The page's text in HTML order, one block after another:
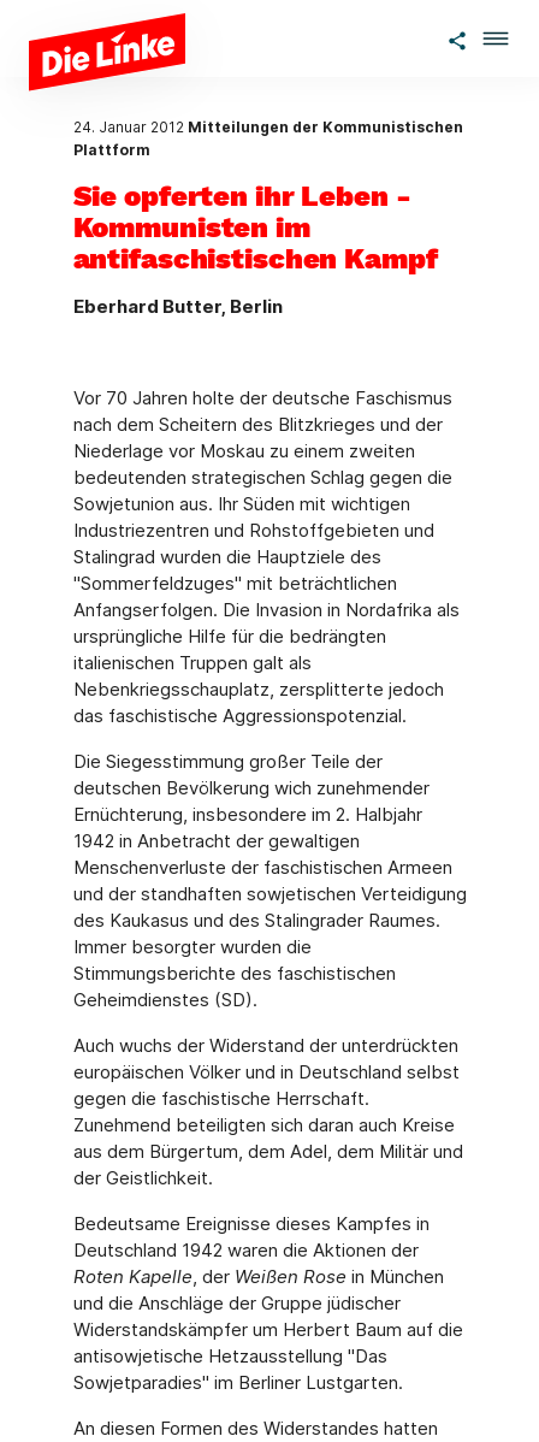
Zum Hauptinhalt springen
24. Januar 2012 Mitteilungen der Kommunistischen
Plattform
Sie opferten ihr Leben -
Kommunisten im
antifaschistischen Kampf
Eberhard Butter, Berlin
Vor 70 Jahren holte der deutsche Faschismus
nach dem Scheitern des Blitzkrieges und der
Niederlage vor Moskau zu einem zweiten
bedeutenden strategischen Schlag gegen die
Sowjetunion aus. Ihr Süden mit wichtigen
Industriezentren und Rohstoffgebieten und
Stalingrad wurden die Hauptziele des
"Sommerfeldzuges" mit beträchtlichen
Anfangserfolgen. Die Invasion in Nordafrika als
ursprüngliche Hilfe für die bedrängten
italienischen Truppen galt als
Nebenkriegsschauplatz, zersplitterte jedoch
das faschistische Aggressionspotenzial.
Die Siegesstimmung großer Teile der
deutschen Bevölkerung wich zunehmender
Ernüchterung, insbesondere im 2. Halbjahr
1942 in Anbetracht der gewaltigen
Menschenverluste der faschistischen Armeen
und der standhaften sowjetischen Verteidigung
des Kaukasus und des Stalingrader Raumes.
Immer besorgter wurden die
Stimmungsberichte des faschistischen
Geheimdienstes (SD).
Auch wuchs der Widerstand der unterdrückten
europäischen Völker und in Deutschland selbst
gegen die faschistische Herrschaft.
Zunehmend beteiligten sich daran auch Kreise
aus dem Bürgertum, dem Adel, dem Militär und
der Geistlichkeit.
Bedeutsame Ereignisse dieses Kampfes in
Deutschland 1942 waren die Aktionen der
Roten Kapelle, der Weißen Rose in München
und die Anschläge der Gruppe jüdischer
Widerstandskämpfer um Herbert Baum auf die
antisowjetische Hetzausstellung "Das
Sowjetparadies" im Berliner Lustgarten.
An diesen Formen des Widerstandes hatten